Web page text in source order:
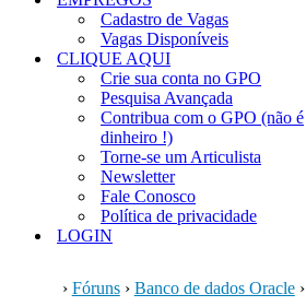
Cadastro de Vagas
Vagas Disponíveis
CLIQUE AQUI
Crie sua conta no GPO
Pesquisa Avançada
Contribua com o GPO (não é
dinheiro !)
Torne-se um Articulista
Newsletter
Fale Conosco
Política de privacidade
LOGIN
› Fóruns › Banco de dados Oracle ›